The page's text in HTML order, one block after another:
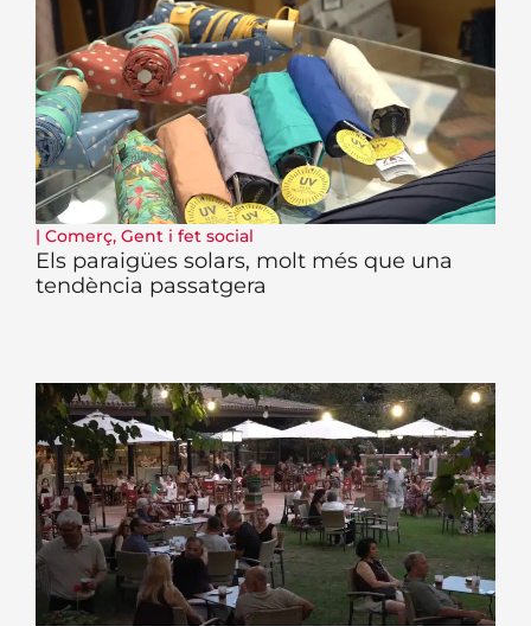
| Comerç, Gent i fet social
Els paraigües solars, molt més que una
tendència passatgera